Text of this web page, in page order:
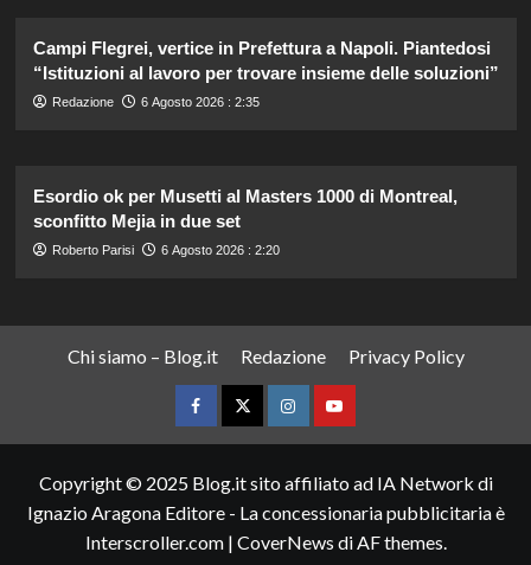
Campi Flegrei, vertice in Prefettura a Napoli. Piantedosi
“Istituzioni al lavoro per trovare insieme delle soluzioni”
Redazione 6 Agosto 2026 : 2:35
Esordio ok per Musetti al Masters 1000 di Montreal,
sconfitto Mejia in due set
Roberto Parisi 6 Agosto 2026 : 2:20
Chi siamo – Blog.it Redazione Privacy Policy
FacebookTwitterInstagramYouTube
Copyright © 2025 Blog.it sito affiliato ad IA Network di
Ignazio Aragona Editore - La concessionaria pubblicitaria è
Interscroller.com | CoverNews di AF themes.